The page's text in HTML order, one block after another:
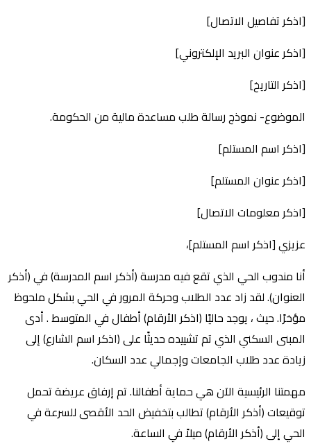
[اذكر تفاصيل الاتصال]
[اذكر عنوان البريد الإلكتروني]
[اذكر التاريخ]
الموضوع- نموذج رسالة طلب مساعدة مالية من الحكومة.
[اذكر اسم المستلم]
[اذكر عنوان المستلم]
[اذكر معلومات الاتصال]
عزيزي [اذكر اسم المستلم]،
أنا مندوب الحي الذي تقع فيه مدرسة (أذكر اسم المدرسة) في (أذكر
العنوان). لقد زاد عدد الطلاب وحركة المرور في الحي بشكل ملحوظ
مؤخرًا. حيث ، يوجد حاليًا (اذكر الأرقام) أطفال في المتوسط ​​. أدى
المبنى السكني الذي تم تشييده حديثًا على (اذكر اسم الشارع) إلى
زيادة عدد طلاب الجامعات وإجمالي عدد السكان.
مهمتنا الرئيسية الآن هي حماية أطفالنا. تم إرفاق عريضة تحمل
توقيعات (أذكر الأرقام) تطالب بتخفيض الحد الأقصى للسرعة في
الحي إلى (أذكر الأرقام) ميلاً في الساعة.